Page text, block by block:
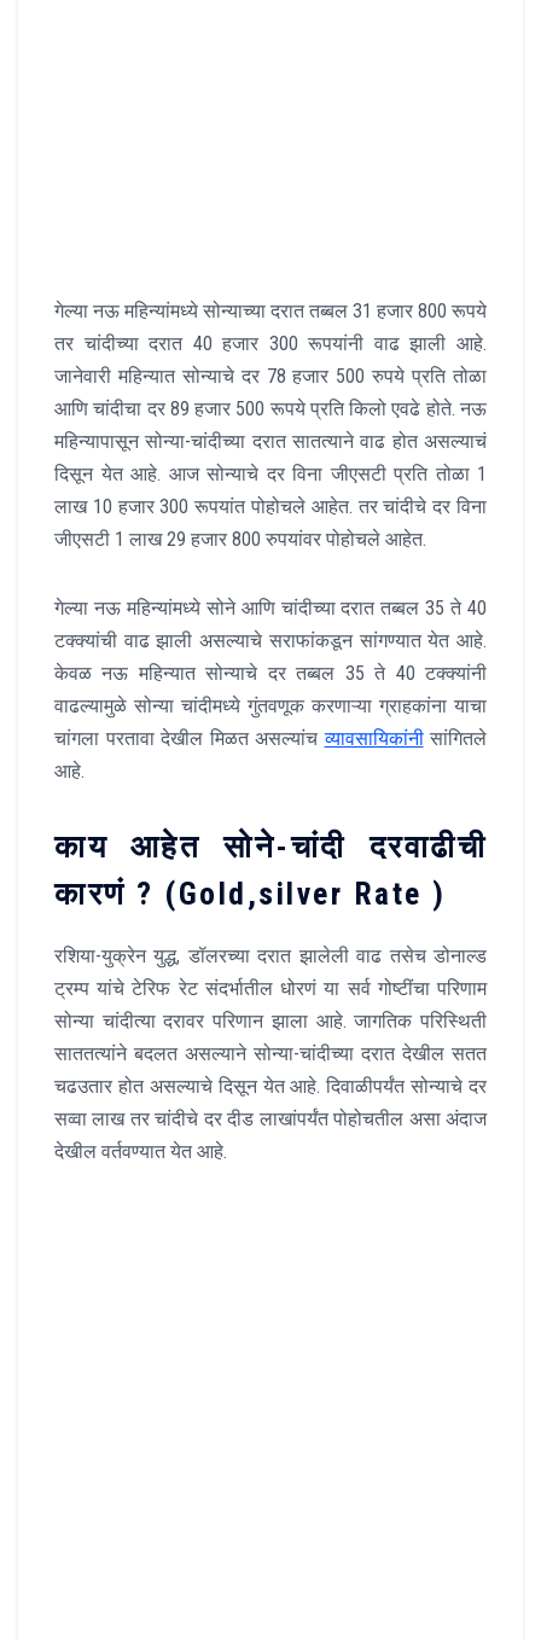
गेल्या नऊ महिन्यांमध्ये सोन्याच्या दरात तब्बल 31 हजार 800 रूपये
तर चांदीच्या दरात 40 हजार 300 रूपयांनी वाढ झाली आहे.
जानेवारी महिन्यात सोन्याचे दर 78 हजार 500 रुपये प्रति तोळा
आणि चांदीचा दर 89 हजार 500 रूपये प्रति किलो एवढे होते. नऊ
महिन्यापासून सोन्या-चांदीच्या दरात सातत्याने वाढ होत असल्याचं
दिसून येत आहे. आज सोन्याचे दर विना जीएसटी प्रति तोळा 1
लाख 10 हजार 300 रूपयांत पोहोचले आहेत. तर चांदीचे दर विना
जीएसटी 1 लाख 29 हजार 800 रुपयांवर पोहोचले आहेत.
गेल्या नऊ महिन्यांमध्ये सोने आणि चांदीच्या दरात तब्बल 35 ते 40
टक्क्यांची वाढ झाली असल्याचे सराफांकडून सांगण्यात येत आहे.
केवळ नऊ महिन्यात सोन्याचे दर तब्बल 35 ते 40 टक्क्यांनी
वाढल्यामुळे सोन्या चांदीमध्ये गुंतवणूक करणाऱ्या ग्राहकांना याचा
चांगला परतावा देखील मिळत असल्यांचव्यावसायिकांनीसांगितले
आहे.
काय आहेत सोने-चांदी दरवाढीची
कारणं ? (Gold,silver Rate )
रशिया-युक्रेन युद्ध, डॉलरच्या दरात झालेली वाढ तसेच डोनाल्ड
ट्रम्प यांचे टेरिफ रेट संदर्भातील धोरणं या सर्व गोष्टींचा परिणाम
सोन्या चांदीत्या दरावर परिणान झाला आहे. जागतिक परिस्थिती
साततत्यांने बदलत असल्याने सोन्या-चांदीच्या दरात देखील सतत
चढउतार होत असल्याचे दिसून येत आहे. दिवाळीपर्यंत सोन्याचे दर
सव्वा लाख तर चांदीचे दर दीड लाखांपर्यंत पोहोचतील असा अंदाज
देखील वर्तवण्यात येत आहे.